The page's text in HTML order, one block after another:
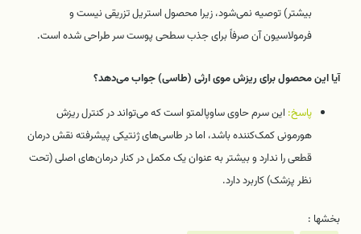
بیشتر) توصیه نمی‌شود، زیرا محصول استریل تزریقی نیست و
فرمولاسیون آن صرفاً برای جذب سطحی پوست سر طراحی شده است.
آیا این محصول برای ریزش موی ارثی (طاسی) جواب می‌دهد؟
پاسخ: این سرم حاوی ساوپالمتو است که می‌تواند در کنترل ریزش
هورمونی کمک‌کننده باشد، اما در طاسی‌های ژنتیکی پیشرفته نقش درمان
قطعی را ندارد و بیشتر به عنوان یک مکمل در کنار درمان‌های اصلی (تحت
نظر پزشک) کاربرد دارد.
بخشها :